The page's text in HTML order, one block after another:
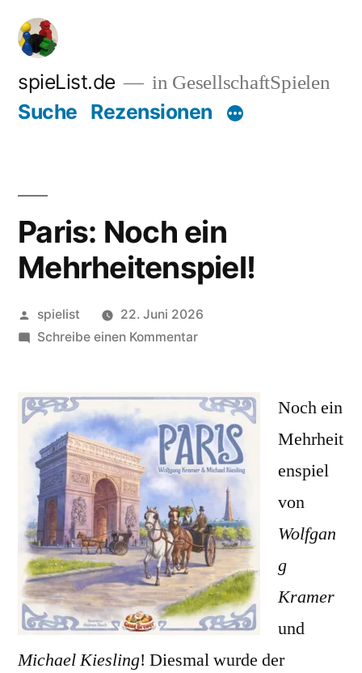
Zum
Inhalt
springen
spieList.de in GesellschaftSpielen
Suche Rezensionen
Paris: Noch ein
Mehrheitenspiel!
Veröffentlicht
von
spielist
22. Juni 2026
Schreibe einen Kommentarzu
ein
Mehrheitenspiel!
Noch ein
Mehrheit
enspiel
von
Wolfgan
g
Kramer
und
Michael Kiesling! Diesmal wurde der